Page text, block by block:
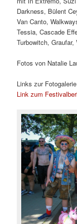
Darkness, Bülent
Van Canto,
Tessia, Cascade
Turbowitch,
Fotos von Natalie
Links zur
Link zum